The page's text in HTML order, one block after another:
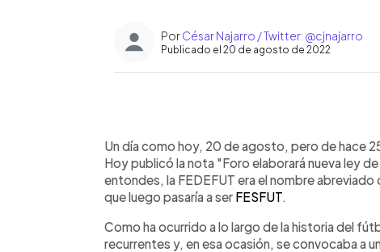
PorCésar Najarro / Twitter: @cjnajarro
Publicado el 20 de agosto de 2022
Escuchar artículo
Un día como hoy, 20 de agosto, pero de hace
Hoy publicó la nota "Foro elaborará nueva ley
entondes, la FEDEFUT era el nombre
que luego pasaría a ser FESFUT.
Como ha ocurrido a lo largo de la historia del
recurrentes y, en esa ocasión, se convocaba a